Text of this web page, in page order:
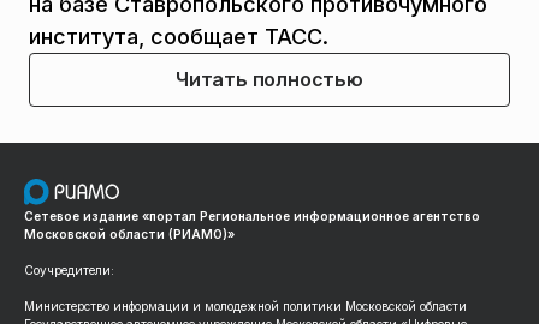
института, сообщает ТАСС.
Читать полностью
Сетевое издание «портал Региональное информационное агентство
Московской области (РИАМО)»
Соучредители:
Министерство информации и молодежной политики Московской области